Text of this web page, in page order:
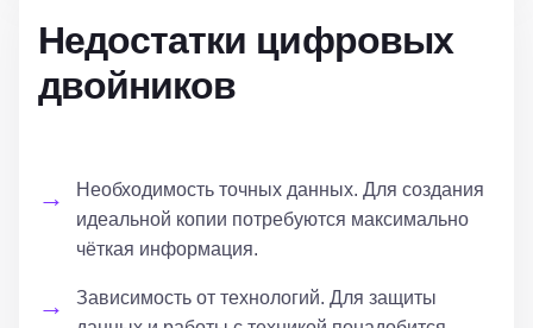
Недостатки цифровых
двойников
Необходимость точных данных. Для создания
идеальной копии потребуются максимально
чёткая информация.
Зависимость от технологий. Для защиты